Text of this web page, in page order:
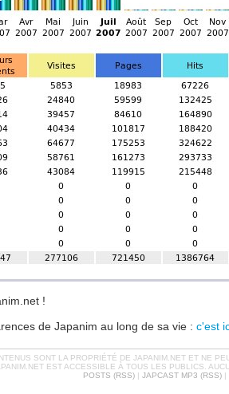
!
de Japanim au long de sa vie : c'est
SONT LA PROPRIÉTÉ DE JAPANIM.NET ET NE
EST ACCESSIBLE À TOUS LES PUBLICS.
POSTS (RSS)| JAPCAST MP3 (RSS)|